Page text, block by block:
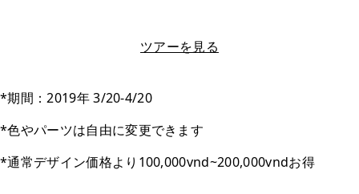
ツアーを見る
*期間：2019年 3/20-4/20
*色やパーツは自由に変更できます
*通常デザイン価格より100,000vnd~200,000vndお得